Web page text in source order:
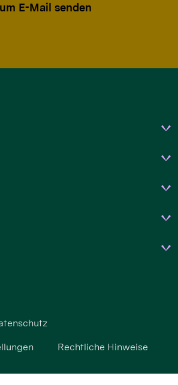
E-Mail senden
Rechtliche Hinweise